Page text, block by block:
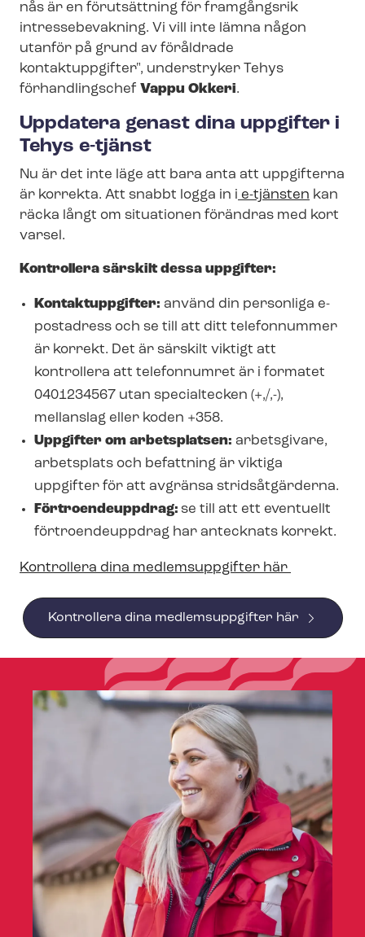
nås är en förutsättning för framgångsrik
intressebevakning. Vi vill inte lämna någon
utanför på grund av föråldrade
kontaktuppgifter", understryker Tehys
förhandlingschef Vappu Okkeri.
Uppdatera genast dina uppgifter i
Tehys e-tjänst
Nu är det inte läge att bara anta att uppgifterna
är korrekta. Att snabbt logga in i e-tjänsten kan
räcka långt om situationen förändras med kort
varsel.
Kontrollera särskilt dessa uppgifter:
Kontaktuppgifter: använd din personliga e-
postadress och se till att ditt telefonnummer
är korrekt. Det är särskilt viktigt att
kontrollera att telefonnumret är i formatet
0401234567 utan specialtecken (+,/,-),
mellanslag eller koden +358.
Uppgifter om arbetsplatsen: arbetsgivare,
arbetsplats och befattning är viktiga
uppgifter för att avgränsa stridsåtgärderna.
Förtroendeuppdrag: se till att ett eventuellt
förtroendeuppdrag har antecknats korrekt.
Kontrollera dina medlemsuppgifter här
Kontrollera dina medlemsuppgifter här